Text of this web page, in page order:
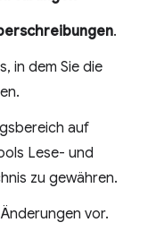
.
in dem Sie die
auf
Lese- und
zu gewähren.
vor.